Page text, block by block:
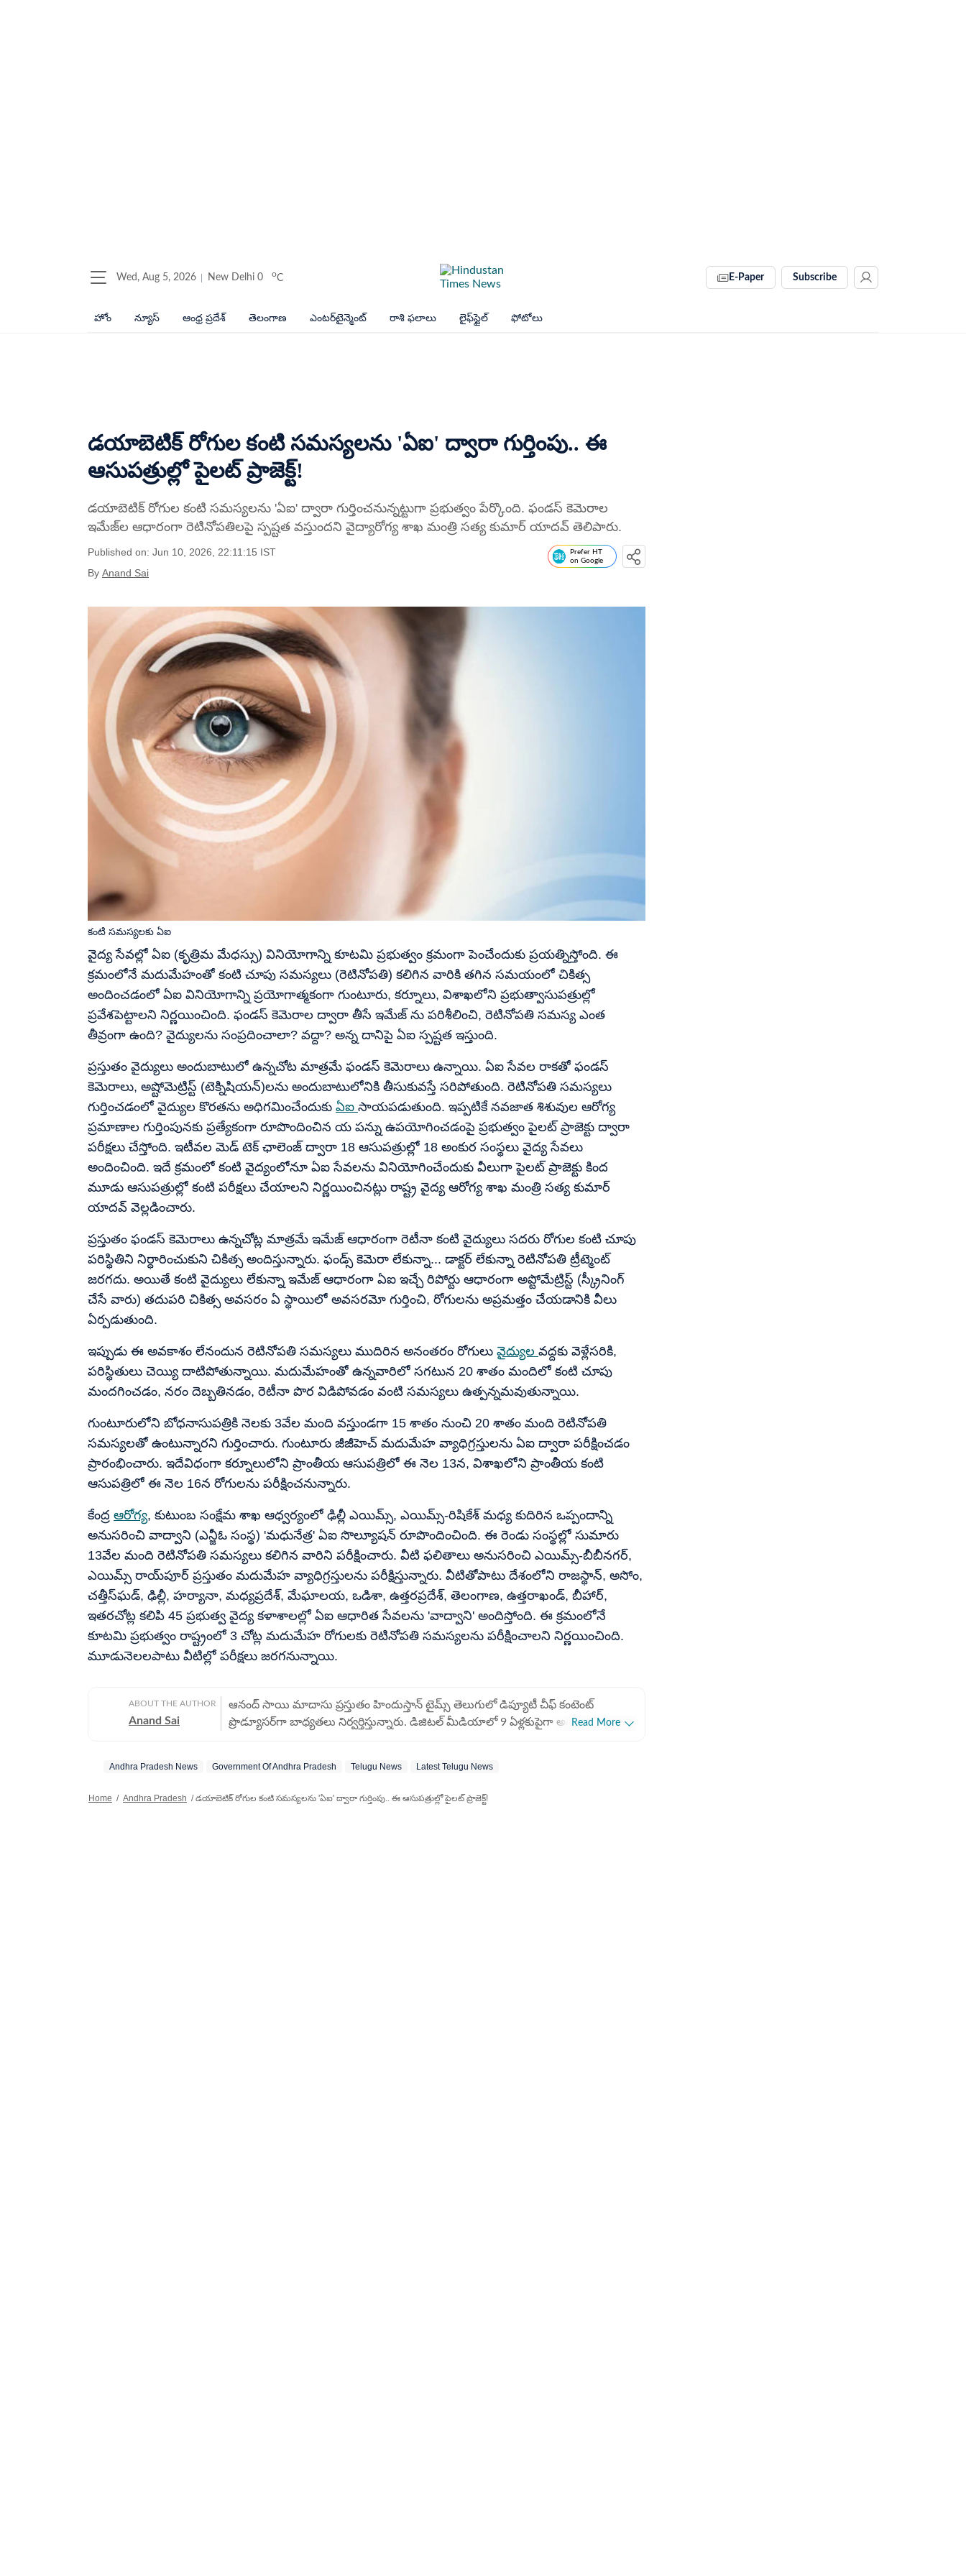
Wed, Aug 5, 2026 New Delhi 0 oC E-Paper Subscribe
హోం న్యూస్ ఆంధ్ర ప్రదేశ్ తెలంగాణ ఎంటర్‌టైన్మెంట్ రాశి ఫలాలు లైఫ్‌స్టైల్ ఫోటోలు
డయాబెటిక్ రోగుల కంటి సమస్యలను 'ఏఐ' ద్వారా గుర్తింపు.. ఈ
ఆసుపత్రుల్లో పైలట్ ప్రాజెక్ట్!
డయాబెటిక్ రోగుల కంటి సమస్యలను 'ఏఐ' ద్వారా గుర్తించనున్నట్టుగా ప్రభుత్వం పేర్కొంది. ఫండస్ కెమెరాల
ఇమేజ్‌ల ఆధారంగా రెటినోపతిలపై స్పష్టత వస్తుందని వైద్యారోగ్య శాఖ మంత్రి సత్య కుమార్ యాదవ్ తెలిపారు.
Published on: Jun 10, 2026, 22:11:15 IST
By Anand Sai
Prefer HT
on Google
వైద్య సేవల్లో ఏఐ (కృత్రిమ మేధస్సు) వినియోగాన్ని కూటమి ప్రభుత్వం క్రమంగా పెంచేందుకు ప్రయత్నిస్తోంది. ఈ
క్రమంలోనే మదుమేహంతో కంటి చూపు సమస్యలు (రెటినోపతి) కలిగిన వారికి తగిన సమయంలో చికిత్స
అందించడంలో ఏఐ వినియోగాన్ని ప్రయోగాత్మకంగా గుంటూరు, కర్నూలు, విశాఖలోని ప్రభుత్వాసుపత్రుల్లో
ప్రవేశపెట్టాలని నిర్ణయించింది. ఫండస్ కెమెరాల ద్వారా తీసే ఇమేజ్ ను పరిశీలించి, రెటినోపతి సమస్య ఎంత
తీవ్రంగా ఉంది? వైద్యులను సంప్రదించాలా? వద్దా? అన్న దానిపై ఏఐ స్పష్టత ఇస్తుంది.
కంటి సమస్యలకు ఏఐ
ప్రస్తుతం వైద్యులు అందుబాటులో ఉన్నచోట మాత్రమే ఫండస్ కెమెరాలు ఉన్నాయి. ఏఐ సేవల రాకతో ఫండస్
కెమెరాలు, అష్టోమెట్రిస్ట్ (టెక్నిషియన్)లను అందుబాటులోనికి తీసుకువస్తే సరిపోతుంది. రెటినోపతి సమస్యలు
గుర్తించడంలో వైద్యుల కొరతను అధిగమించేందుకు ఏఐ సాయపడుతుంది. ఇప్పటికే నవజాత శిశువుల ఆరోగ్య
ప్రమాణాల గుర్తింపునకు ప్రత్యేకంగా రూపొందించిన య పన్ను ఉపయోగించడంపై ప్రభుత్వం పైలట్ ప్రాజెక్టు ద్వారా
పరీక్షలు చేస్తోంది. ఇటీవల మెడ్ టెక్ ఛాలెంజ్ ద్వారా 18 ఆసుపత్రుల్లో 18 అంకుర సంస్థలు వైద్య సేవలు
అందించింది. ఇదే క్రమంలో కంటి వైద్యంలోనూ ఏఐ సేవలను వినియోగించేందుకు వీలుగా పైలట్ ప్రాజెక్టు కింద
మూడు ఆసుపత్రుల్లో కంటి పరీక్షలు చేయాలని నిర్ణయించినట్లు రాష్ట్ర వైద్య ఆరోగ్య శాఖ మంత్రి సత్య కుమార్
యాదవ్ వెల్లడించారు.
ప్రస్తుతం ఫండస్ కెమెరాలు ఉన్నచోట్ల మాత్రమే ఇమేజ్ ఆధారంగా రెటీనా కంటి వైద్యులు సదరు రోగుల కంటి చూపు
పరిస్థితిని నిర్ధారించుకుని చికిత్స అందిస్తున్నారు. ఫండ్స్ కెమెరా లేకున్నా... డాక్టర్ లేకున్నా రెటినోపతి ట్రీట్మెంట్
జరగదు. అయితే కంటి వైద్యులు లేకున్నా ఇమేజ్ ఆధారంగా ఏఐ ఇచ్చే రిపోర్టు ఆధారంగా అప్టోమేట్రిస్ట్ (స్క్రీనింగ్
చేసే వారు) తదుపరి చికిత్స అవసరం ఏ స్థాయిలో అవసరమో గుర్తించి, రోగులను అప్రమత్తం చేయడానికి వీలు
ఏర్పడుతుంది.
ఇప్పుడు ఈ అవకాశం లేనందున రెటినోపతి సమస్యలు ముదిరిన అనంతరం రోగులు వైద్యుల వద్దకు వెళ్లేసరికి,
పరిస్థితులు చెయ్యి దాటిపోతున్నాయి. మదుమేహంతో ఉన్నవారిలో సగటున 20 శాతం మందిలో కంటి చూపు
మందగించడం, నరం దెబ్బతినడం, రెటీనా పొర విడిపోవడం వంటి సమస్యలు ఉత్పన్నమవుతున్నాయి.
గుంటూరులోని బోధనాసుపత్రికి నెలకు 3వేల మంది వస్తుండగా 15 శాతం నుంచి 20 శాతం మంది రెటినోపతి
సమస్యలతో ఉంటున్నారని గుర్తించారు. గుంటూరు జీజీహెచ్ మదుమేహ వ్యాధిగ్రస్తులను ఏఐ ద్వారా పరీక్షించడం
ప్రారంభించారు. ఇదేవిధంగా కర్నూలులోని ప్రాంతీయ ఆసుపత్రిలో ఈ నెల 13న, విశాఖలోని ప్రాంతీయ కంటి
ఆసుపత్రిలో ఈ నెల 16న రోగులను పరీక్షించనున్నారు.
కేంద్ర ఆరోగ్య, కుటుంబ సంక్షేమ శాఖ ఆధ్వర్యంలో ఢిల్లీ ఎయిమ్స్, ఎయిమ్స్-రిషికేశ్ మధ్య కుదిరిన ఒప్పందాన్ని
అనుసరించి వాద్వాని (ఎన్జీఓ సంస్థ) 'మధునేత్ర' ఏఐ సొల్యూషన్ రూపొందించింది. ఈ రెండు సంస్థల్లో సుమారు
13వేల మంది రెటినోపతి సమస్యలు కలిగిన వారిని పరీక్షించారు. వీటి ఫలితాలు అనుసరించి ఎయిమ్స్-బీబీనగర్,
ఎయిమ్స్ రాయ్‌పూర్‌ ప్రస్తుతం మదుమేహ వ్యాధిగ్రస్తులను పరీక్షిస్తున్నారు. వీటితోపాటు దేశంలోని రాజస్థాన్, అసోం,
చత్తీస్‌ఘడ్, ఢిల్లీ, హర్యానా, మధ్యప్రదేశ్, మేఘాలయ, ఒడిశా, ఉత్తరప్రదేశ్, తెలంగాణ, ఉత్తరాఖండ్, బీహార్,
ఇతరచోట్ల కలిపి 45 ప్రభుత్వ వైద్య కళాశాలల్లో ఏఐ ఆధారిత సేవలను 'వాద్వాని' అందిస్తోంది. ఈ క్రమంలోనే
కూటమి ప్రభుత్వం రాష్ట్రంలో 3 చోట్ల మదుమేహ రోగులకు రెటినోపతి సమస్యలను పరీక్షించాలని నిర్ణయించింది.
మూడునెలలపాటు వీటిల్లో పరీక్షలు జరగనున్నాయి.
ABOUT THE AUTHOR
Anand Sai
ఆనంద్ సాయి మాదాసు ప్రస్తుతం హిందుస్తాన్ టైమ్స్ తెలుగులో డిప్యూటీ చీఫ్ కంటెంట్
ప్రొడ్యూసర్‌గా బాధ్యతలు నిర్వర్తిస్తున్నారు. డిజిటల్ మీడియాలో 9 ఏళ్లకుపైగా అనుభవం ఉంది.
ఆ తర్వాత కరీంనగర్‌లో ఈనాడు దినపత్రికలో కొంతకాలం సబ్‌ఎడిటర్‌గా బాధ్యతలు
జర్నలిజం చేశారు. ఈ సమయంలో మేడారం సమ్మక్క-సారలమ్మ జాతర కోసం ప్రత్యేకంగా
Read More
Andhra Pradesh News Government Of Andhra Pradesh Telugu News Latest Telugu News
Home / Andhra Pradesh / డయాబెటిక్ రోగుల కంటి సమస్యలను 'ఏఐ' ద్వారా గుర్తింపు.. ఈ ఆసుపత్రుల్లో పైలట్ ప్రాజెక్ట్!